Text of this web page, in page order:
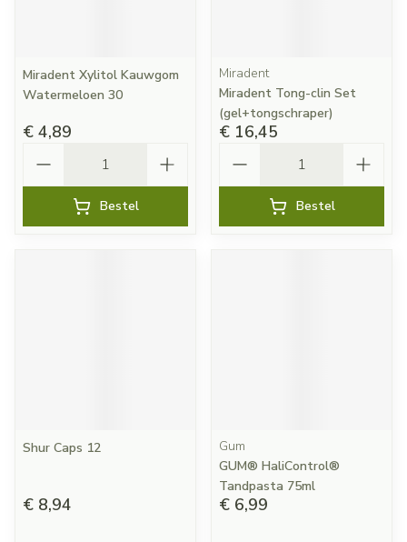
Miradent Xylitol Kauwgom
Watermeloen 30
€ 4,89
Bestel
Miradent
Miradent Tong-clin Set
(gel+tongschraper)
€ 16,45
Bestel
Shur Caps 12
€ 8,94
Gum
GUM® HaliControl®
Tandpasta 75ml
€ 6,99